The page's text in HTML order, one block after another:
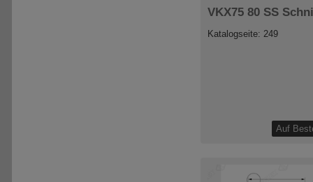
VKX75 80 SS
Katalogseite: 249